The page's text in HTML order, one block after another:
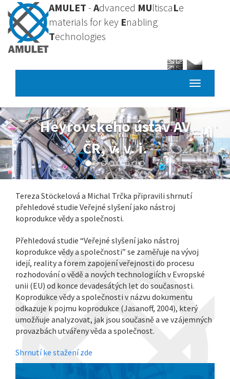
Přejít
hlavnímu
obsahu
AMULET -Advanced MUltiscaLe
materials for key Enabling
Technologies
Toggle
Heyrovského ústav AV
ČR, v. v. i.
Tereza Stöckelová a Michal Trčka připravili shrnutí
přehledové studie Veřejné slyšení jako nástroj
koprodukce vědy a společnosti.
Přehledová studie “Veřejné slyšení jako nástroj
koprodukce vědy a společnosti” se zaměřuje na vývoj
idejí, reality a forem zapojení veřejnosti do procesu
rozhodování o vědě a nových technologiích v Evropské
unii (EU) od konce devadesátých let do současnosti.
Koprodukce vědy a společnosti v názvu dokumentu
odkazuje k pojmu koprodukce (Jasanoff, 2004), který
umožňuje analyzovat, jak jsou současně a ve vzájemných
provazbách utvářeny věda a společnost.
Shrnutí ke stažení zde